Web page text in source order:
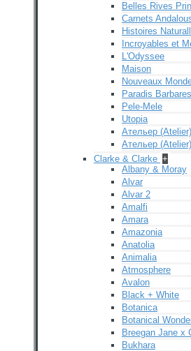
Belles Rives
Carnets
Histoires
Incroyables et
L'Odyssee
Maison
Nouveaux
Paradis Barbares
Pele-Mele
Utopia
Ательер (Atelier)
Ательер
Clarke & Clarke +
Albany & Moray
Alvar
Alvar 2
Amalfi
Amara
Amazonia
Anatolia
Animalia
Atmosphere
Avalon
Black + White
Botanica
Botanical
Breegan Jane x
Bukhara